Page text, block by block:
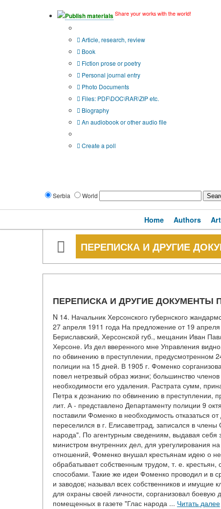
Publish materials Share your works with the world!
Article, research, review
Book
Fiction prose or poetry
Personal journal entry
Photo Documents
Files: PDF\DOC\RAR\ZIP etc.
Biography
An audiobook or other audio file
Create a poll
Serbia World
Home Authors
ПЕРЕПИСКА И ДРУГИЕ
ПЕРЕПИСКА И ДРУГИЕ ДОКУМЕНТЫ
N 14. Начальник Херсонского губернского
27 апреля 1911 года На предложение от 19
Бериславский, Херсонской губ., мещанин Иван
Херсоне. Из дел вверенного мне Управления
по обвинению в преступлении, предусмотренном
полиции на 15 дней. В 1905 г. Фоменко
повел нетрезвый образ жизни; большинство
необходимости его удаления. Растрата сумм,
Петра к дознанию по обвинению в преступлении,
лит. А - представлено Департаменту полиции 9
поставили Фоменко в необходимость отказаться
переселился в г. Елисаветград, записался в
народа". По агентурным сведениям, выдавая себя
министром внутренних дел, для урегулирования
отношений, Фоменко внушал крестьянам идею о
обрабатывает собственным трудом, т. е.
способами. Такие же идеи Фоменко проводил и в
и заводов; называл всех собственников и имущие
для охраны своей личности, сорганизовал боевую
помещенных в газете "Глас народа ... Читать далее